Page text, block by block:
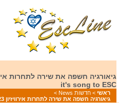
it's song to ESC
ראשי > חדשות News
>
גיאורגיה חשפה את שירה לתחרות אירוויזיון 2023 Georgia revealed it's song to ESC